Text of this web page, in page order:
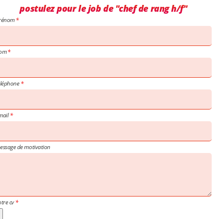
postulez pour le job de "chef de rang h/f"
de motivation
cv